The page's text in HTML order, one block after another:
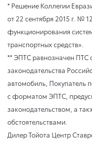
* Решение Коллегии
от 22 сентября 2015 г. №
функционирования
транспортных средств».
** ЭПТС равнозначен ПТС
законодательства
автомобиль, Покупатель
с форматом ЭПТС,
законодательством, а
обстоятельствами.
Дилер Тойота Центр